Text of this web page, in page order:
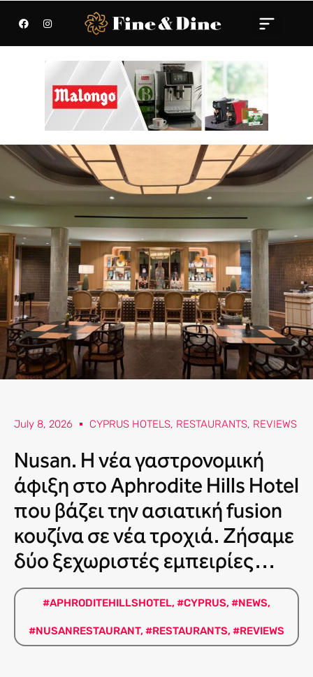
July 8, 2026 CYPRUS HOTELS, RESTAURANTS, REVIEWS
Nusan. Η νέα γαστρονομική
άφιξη στο Aphrodite Hills Hotel
που βάζει την ασιατική fusion
κουζίνα σε νέα τροχιά. Ζήσαμε
δύο ξεχωριστές εμπειρίες…
#APHRODITEHILLSHOTEL, #CYPRUS, #NEWS,
#NUSANRESTAURANT, #RESTAURANTS, #REVIEWS